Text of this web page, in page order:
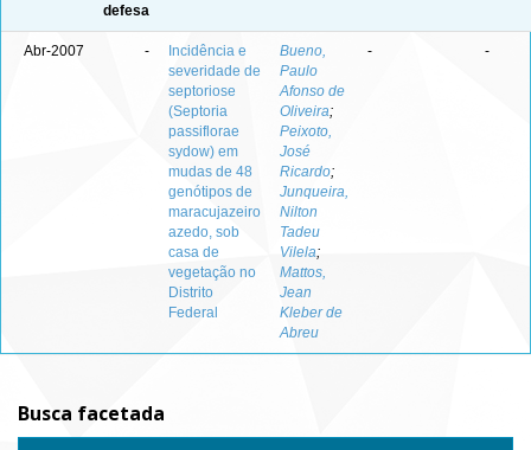
defesa
Abr-2007 -
Incidência e
severidade de
septoriose
(Septoria
passiflorae
sydow) em
mudas de 48
genótipos de
maracujazeiro
azedo, sob
casa de
vegetação no
Distrito
Federal
Bueno,
Paulo
Afonso de
Oliveira;
Peixoto,
José
Ricardo;
Junqueira,
Nilton
Tadeu
Vilela;
Mattos,
Jean
Kleber de
Abreu
- -
Busca facetada